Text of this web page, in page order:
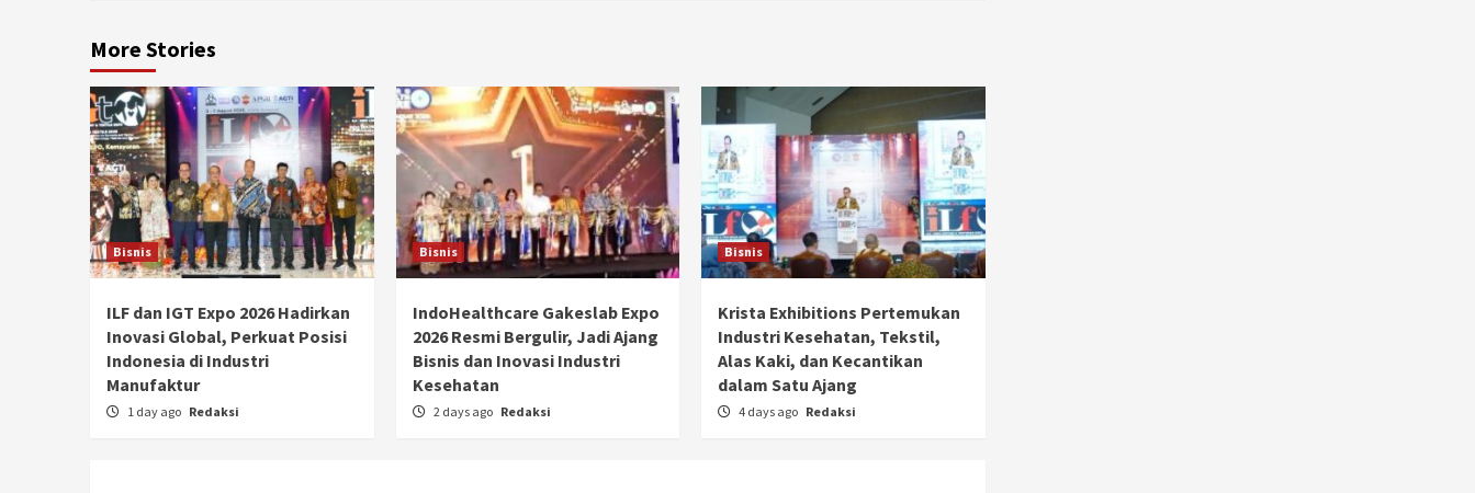
More Stories
Bisnis
ILF dan IGT Expo 2026 Hadirkan
Inovasi Global, Perkuat Posisi
Indonesia di Industri
Manufaktur
1 day ago Redaksi
Bisnis
IndoHealthcare Gakeslab Expo
2026 Resmi Bergulir, Jadi Ajang
Bisnis dan Inovasi Industri
Kesehatan
2 days ago Redaksi
Bisnis
Krista Exhibitions Pertemukan
Industri Kesehatan, Tekstil,
Alas Kaki, dan Kecantikan
dalam Satu Ajang
4 days ago Redaksi